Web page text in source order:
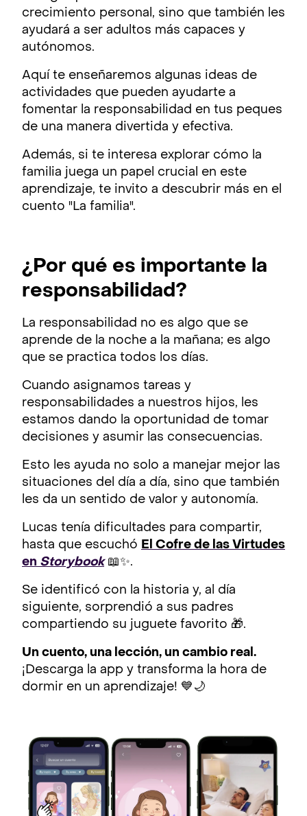
crecimiento personal, sino que también les
ayudará a ser adultos más capaces y
autónomos.
Aquí te enseñaremos algunas ideas de
actividades que pueden ayudarte a
fomentar la responsabilidad en tus peques
de una manera divertida y efectiva.
Además, si te interesa explorar cómo la
familia juega un papel crucial en este
aprendizaje, te invito a descubrir más en el
cuento "La familia".
¿Por qué es importante la
responsabilidad?
La responsabilidad no es algo que se
aprende de la noche a la mañana; es algo
que se practica todos los días.
Cuando asignamos tareas y
responsabilidades a nuestros hijos, les
estamos dando la oportunidad de tomar
decisiones y asumir las consecuencias.
Esto les ayuda no solo a manejar mejor las
situaciones del día a día, sino que también
les da un sentido de valor y autonomía.
Lucas tenía dificultades para compartir,
hasta que escuchó El Cofre de las Virtudes
en Storybook📖✨.
Se identificó con la historia y, al día
siguiente, sorprendió a sus padres
compartiendo su juguete favorito 🎁.
Un cuento, una lección, un cambio real.
¡Descarga la app y transforma la hora de
dormir en un aprendizaje! 💙🌙